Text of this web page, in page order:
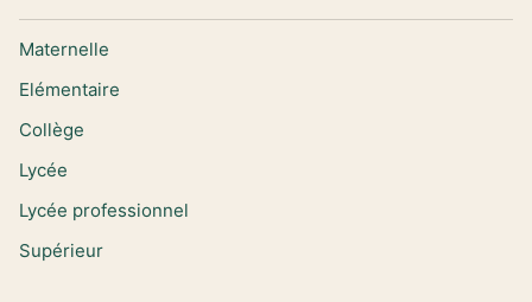
Maternelle
Elémentaire
Collège
Lycée
Lycée professionnel
Supérieur